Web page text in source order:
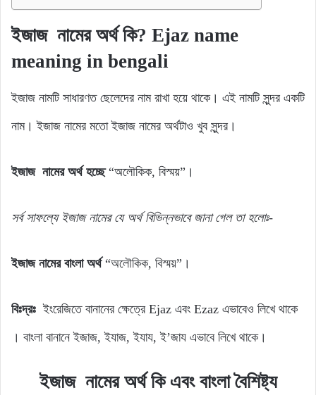
ইজাজ নামের অর্থ কি? Ejaz name
meaning in bengali
ইজাজ নামটি সাধারণত ছেলেদের নাম রাখা হয়ে থাকে। এই নামটি সুন্দর একটি
নাম। ইজাজ নামের মতো ইজাজ নামের অর্থটাও খুব সুন্দর।
ইজাজ নামের অর্থ হচ্ছে “অলৌকিক, বিস্ময়”।
সর্ব সাফল্যে ইজাজনামের যে অর্থবিভিন্নভাবে জানা গেলতা হলোঃ-
ইজাজ নামের বাংলা অর্থ“অলৌকিক, বিস্ময়”।
বিঃদ্রঃ ইংরেজিতে বানানের ক্ষেত্রে Ejaz এবং Ezaz এভাবেও লিখে থাকে
। বাংলা বানানে ইজাজ, ইযাজ, ইযায, ই’জায এভাবে লিখে থাকে।
ইজাজ নামের অর্থকি এবং বাংলা বৈশিষ্ট্য